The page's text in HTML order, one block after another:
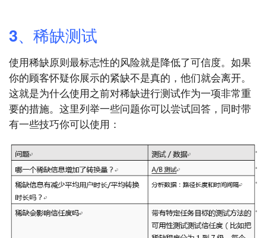
3、稀缺测试
使用稀缺原则最标志性的风险就是降低了可信度。如果
你的顾客怀疑你展示的紧缺不是真的，他们就会离开。
这就是为什么使用之前对稀缺进行测试作为一项非常重
要的措施。这里列举一些问题你可以尝试回答，同时带
有一些技巧你可以使用：